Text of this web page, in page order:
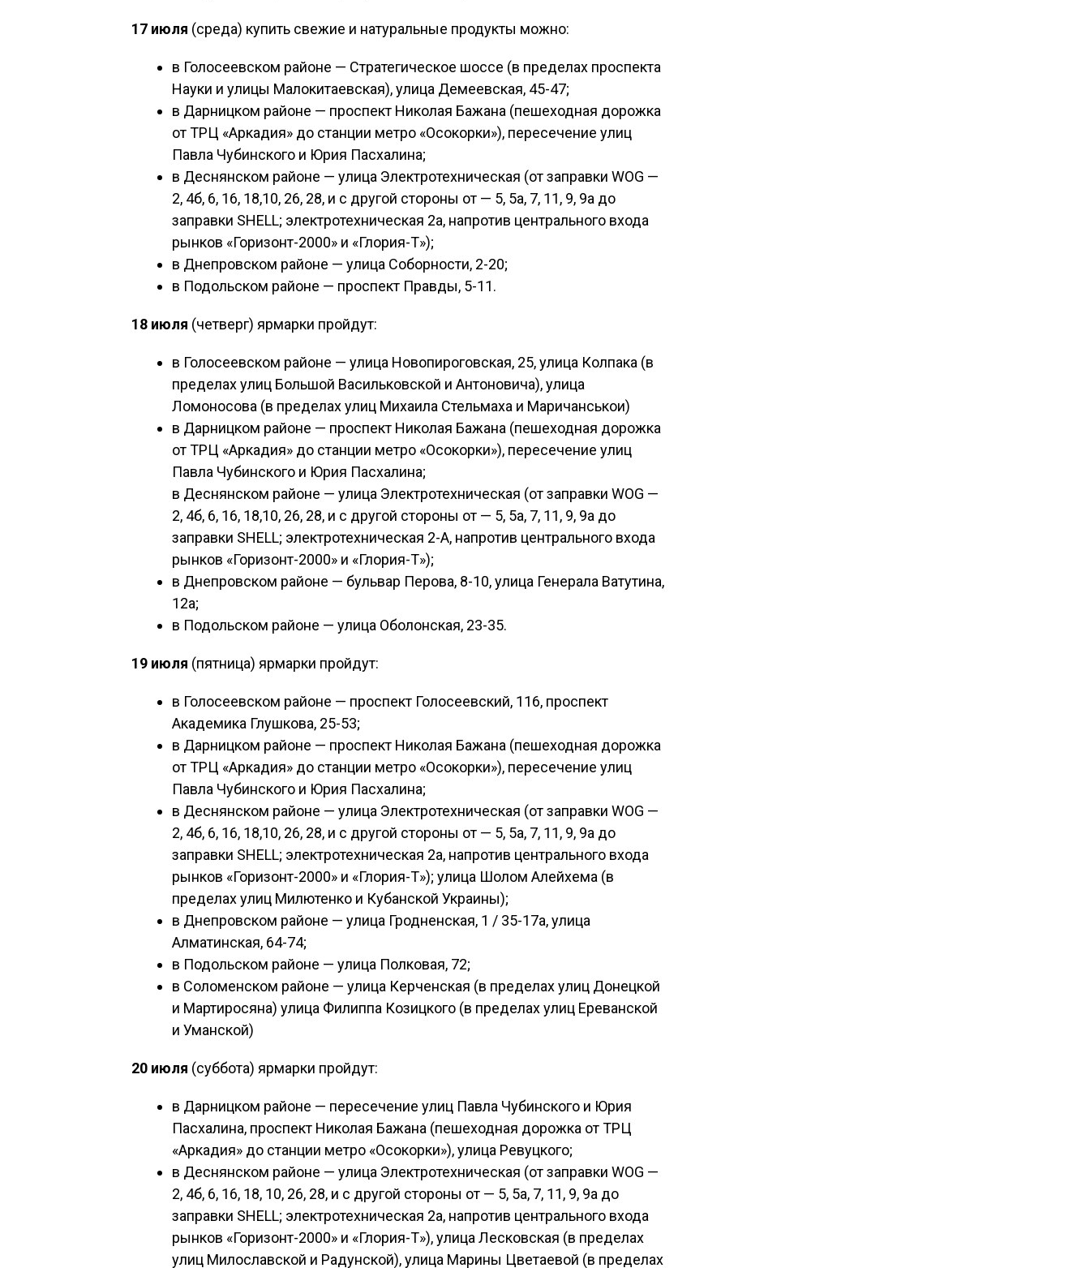
17 июля (среда) купить свежие и натуральные продукты можно:
в Голосеевском районе — Стратегическое шоссе (в пределах проспекта
Науки и улицы Малокитаевская), улица Демеевская, 45-47;
в Дарницком районе — проспект Николая Бажана (пешеходная дорожка
от ТРЦ «Аркадия» до станции метро «Осокорки»), пересечение улиц
Павла Чубинского и Юрия Пасхалина;
в Деснянском районе — улица Электротехническая (от заправки WOG —
2, 4б, 6, 16, 18,10, 26, 28, и с другой стороны от — 5, 5а, 7, 11, 9, 9а до
заправки SHELL; электротехническая 2а, напротив центрального входа
рынков «Горизонт-2000» и «Глория-Т»);
в Днепровском районе — улица Соборности, 2-20;
в Подольском районе — проспект Правды, 5-11.
18 июля (четверг) ярмарки пройдут:
в Голосеевском районе — улица Новопироговская, 25, улица Колпака (в
пределах улиц Большой Васильковской и Антоновича), улица
Ломоносова (в пределах улиц Михаила Стельмаха и Маричанськои)
в Дарницком районе — проспект Николая Бажана (пешеходная дорожка
от ТРЦ «Аркадия» до станции метро «Осокорки»), пересечение улиц
Павла Чубинского и Юрия Пасхалина;
в Деснянском районе — улица Электротехническая (от заправки WOG —
2, 4б, 6, 16, 18,10, 26, 28, и с другой стороны от — 5, 5а, 7, 11, 9, 9а до
заправки SHELL; электротехническая 2-А, напротив центрального входа
рынков «Горизонт-2000» и «Глория-Т»);
в Днепровском районе — бульвар Перова, 8-10, улица Генерала Ватутина,
12а;
в Подольском районе — улица Оболонская, 23-35.
19 июля (пятница) ярмарки пройдут:
в Голосеевском районе — проспект Голосеевский, 116, проспект
Академика Глушкова, 25-53;
в Дарницком районе — проспект Николая Бажана (пешеходная дорожка
от ТРЦ «Аркадия» до станции метро «Осокорки»), пересечение улиц
Павла Чубинского и Юрия Пасхалина;
в Деснянском районе — улица Электротехническая (от заправки WOG —
2, 4б, 6, 16, 18,10, 26, 28, и с другой стороны от — 5, 5а, 7, 11, 9, 9а до
заправки SHELL; электротехническая 2а, напротив центрального входа
рынков «Горизонт-2000» и «Глория-Т»); улица Шолом Алейхема (в
пределах улиц Милютенко и Кубанской Украины);
в Днепровском районе — улица Гродненская, 1 / 35-17а, улица
Алматинская, 64-74;
в Подольском районе — улица Полковая, 72;
в Соломенском районе — улица Керченская (в пределах улиц Донецкой
и Мартиросяна) улица Филиппа Козицкого (в пределах улиц Ереванской
и Уманской)
20 июля (суббота) ярмарки пройдут:
в Дарницком районе — пересечение улиц Павла Чубинского и Юрия
Пасхалина, проспект Николая Бажана (пешеходная дорожка от ТРЦ
«Аркадия» до станции метро «Осокорки»), улица Ревуцкого;
в Деснянском районе — улица Электротехническая (от заправки WOG —
2, 4б, 6, 16, 18, 10, 26, 28, и с другой стороны от — 5, 5а, 7, 11, 9, 9а до
заправки SHELL; электротехническая 2а, напротив центрального входа
рынков «Горизонт-2000» и «Глория-Т»), улица Лесковская (в пределах
улиц Милославской и Радунской), улица Марины Цветаевой (в пределах